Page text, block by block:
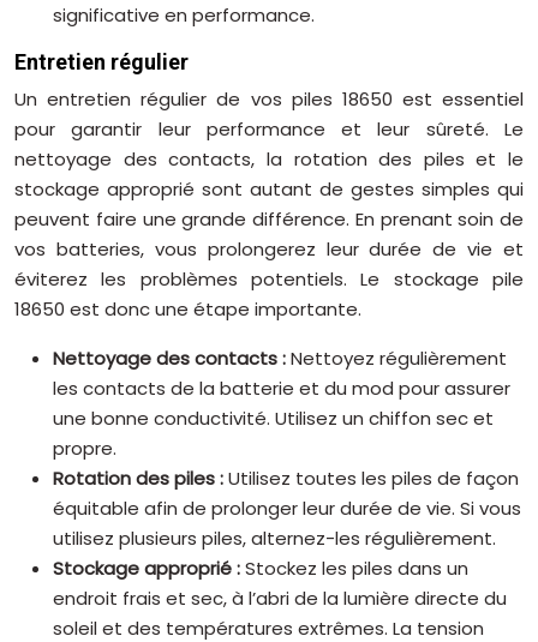
significative en performance.
Entretien régulier
Un entretien régulier de vos piles 18650 est essentiel
pour garantir leur performance et leur sûreté. Le
nettoyage des contacts, la rotation des piles et le
stockage approprié sont autant de gestes simples qui
peuvent faire une grande différence. En prenant soin de
vos batteries, vous prolongerez leur durée de vie et
éviterez les problèmes potentiels. Le stockage pile
18650 est donc une étape importante.
Nettoyage des contacts :Nettoyez régulièrement
les contacts de la batterie et du mod pour assurer
une bonne conductivité. Utilisez un chiffon sec et
propre.
Rotation des piles :Utilisez toutes les piles de façon
équitable afin de prolonger leur durée de vie. Si vous
utilisez plusieurs piles, alternez-les régulièrement.
Stockage approprié :Stockez les piles dans un
endroit frais et sec, à l’abri de la lumière directe du
soleil et des températures extrêmes. La tension